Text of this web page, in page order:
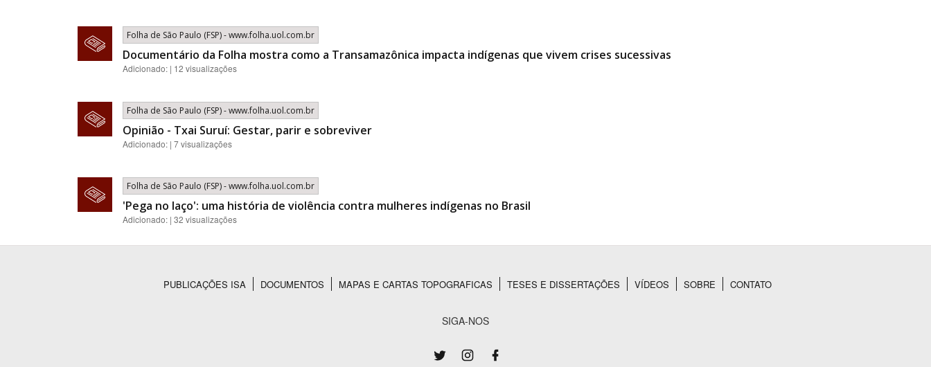
Folha de São Paulo (FSP) - www.folha.uol.com.br
Documentário da Folha mostra como a Transamazônica impacta indígenas que vivem crises sucessivas
Adicionado: | 12 visualizações
Folha de São Paulo (FSP) - www.folha.uol.com.br
Opinião - Txai Suruí: Gestar, parir e sobreviver
Adicionado: | 7 visualizações
Folha de São Paulo (FSP) - www.folha.uol.com.br
'Pega no laço': uma história de violência contra mulheres indígenas no Brasil
Adicionado: | 32 visualizações
PUBLICAÇÕES ISA DOCUMENTOS MAPAS E CARTAS TOPOGRAFICAS TESES E DISSERTAÇÕES VÍDEOS SOBRE CONTATO
SIGA-NOS